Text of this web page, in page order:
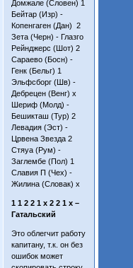
Домжале (Словен) 1
Бейтар (Изр) -
Копенгаген (Дан) 2
Зета (Черн) - Глазго
Рейнджерс (Шот) 2
Сараево (Босн) -
Генк (Бельг) 1
Эльфсборг (Шв) -
Дебрецен (Венг) x
Шериф (Молд) -
Бешикташ (Тур) 2
Левадия (Эст) -
Црвена Звезда 2
Стяуа (Рум) -
Заглембе (Пол) 1
Славия П (Чех) -
Жилина (Словак) x
1 1 2 2 1 x 2 2 1 x –
Гатальский
Это облегчит работу
капитану, т.к. он без
ошибок может